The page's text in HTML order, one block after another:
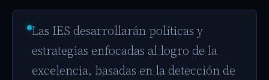
Las IES desarrollarán políticas y
estrategias enfocadas al logro de la
excelencia, basadas en la detección de